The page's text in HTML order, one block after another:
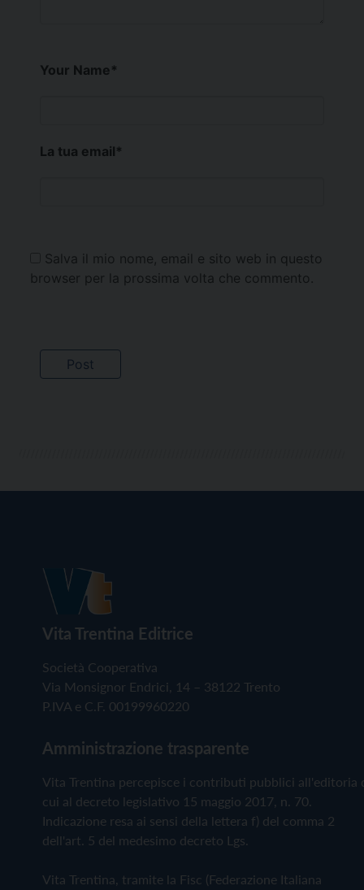
Your Name*
La tua email*
Salva il mio nome, email e sito web in questo
browser per la prossima volta che commento.
Vita Trentina Editrice
Società Cooperativa
Via Monsignor Endrici, 14 – 38122 Trento
P.IVA e C.F. 00199960220
Amministrazione trasparente
Vita Trentina percepisce i contributi pubblici all'editoria
cui al decreto legislativo 15 maggio 2017, n. 70.
Indicazione resa ai sensi della lettera f) del comma 2
dell'art. 5 del medesimo decreto Lgs.
Vita Trentina, tramite la Fisc (Federazione Italiana